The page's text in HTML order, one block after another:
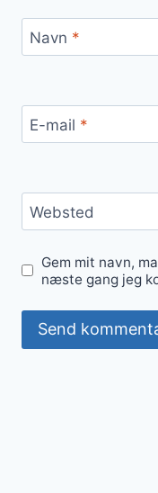
Navn *
E-mail *
Websted
Gem mit navn,
næste gang jeg